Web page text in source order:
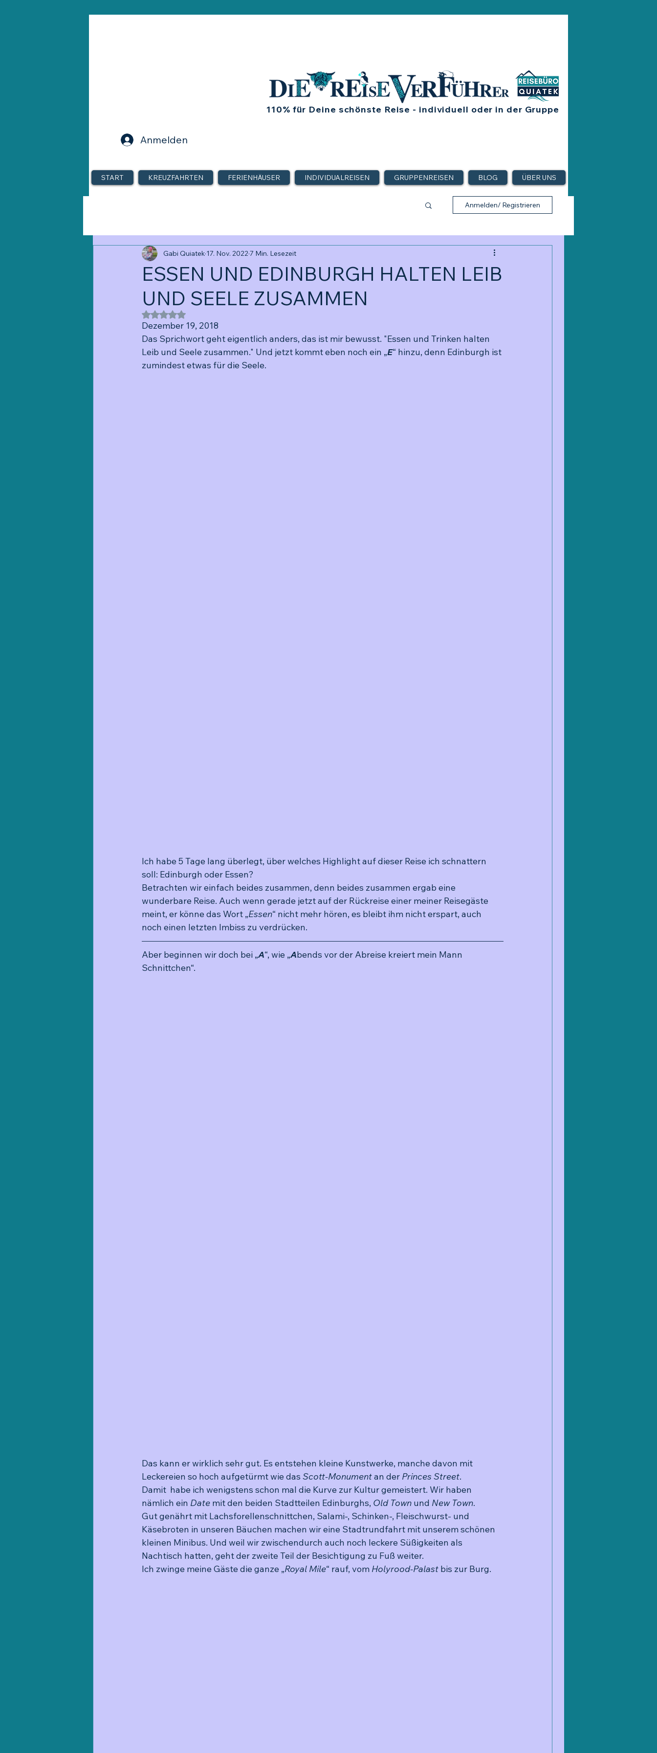
Anmelden
110% für Deine schönste Reise - individuell oder in der Gruppe
START KREUZFAHRTEN FERIENHÄUSER INDIVIDUALREISEN GRUPPENREISEN BLOG ÜBER UNS
Anmelden/ Registrieren
ESSEN UND EDINBURGH HALTEN LEIB
UND SEELE ZUSAMMEN
Gabi Quiatek 17. Nov. 2022 7 Min. Lesezeit
Mit NaN von 5 Sternen bewertet.
Dezember 19, 2018
Das Sprichwort geht eigentlich anders, das ist mir bewusst. "Essen und Trinken halten
Leib und Seele zusammen." Und jetzt kommt eben noch ein „E“ hinzu, denn Edinburgh ist
zumindest etwas für die Seele.
Ich habe 5 Tage lang überlegt, über welches Highlight auf dieser Reise ich schnattern
soll: Edinburgh oder Essen?
Betrachten wir einfach beides zusammen, denn beides zusammen ergab eine
wunderbare Reise. Auch wenn gerade jetzt auf der Rückreise einer meiner Reisegäste
meint, er könne das Wort „Essen“ nicht mehr hören, es bleibt ihm nicht erspart, auch
noch einen letzten Imbiss zu verdrücken.
Aber beginnen wir doch bei „A“, wie „Abends vor der Abreise kreiert mein Mann
Schnittchen“.
Das kann er wirklich sehr gut. Es entstehen kleine Kunstwerke, manche davon mit
Leckereien so hoch aufgetürmt wie das Scott-Monument an der Princes Street.
Damit  habe ich wenigstens schon mal die Kurve zur Kultur gemeistert. Wir haben
nämlich ein Date mit den beiden Stadtteilen Edinburghs, Old Town und New Town.
Gut genährt mit Lachsforellenschnittchen, Salami-, Schinken-, Fleischwurst- und
Käsebroten in unseren Bäuchen machen wir eine Stadtrundfahrt mit unserem schönen
kleinen Minibus. Und weil wir zwischendurch auch noch leckere Süßigkeiten als
Nachtisch hatten, geht der zweite Teil der Besichtigung zu Fuß weiter.
Ich zwinge meine Gäste die ganze „Royal Mile“ rauf, vom Holyrood-Palast bis zur Burg.